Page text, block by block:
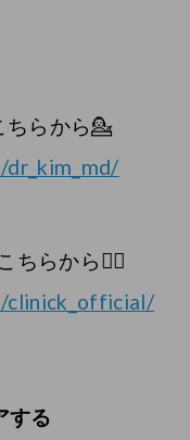
ちらから💁
ちらから💁‍♀️
clinick_official/
する